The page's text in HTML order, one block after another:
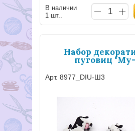
В наличии
1 шт..
Набор
пуговиц
Арт. 8977_DIU-Ш3